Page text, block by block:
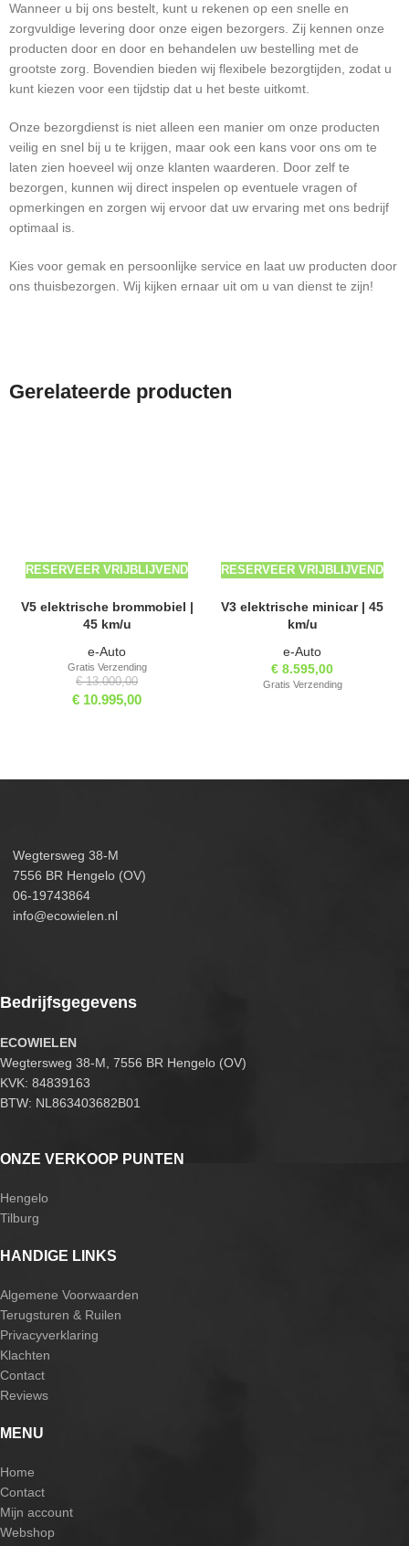
Wanneer u bij ons bestelt, kunt u rekenen op een snelle en
zorgvuldige levering door onze eigen bezorgers. Zij kennen onze
producten door en door en behandelen uw bestelling met de
grootste zorg. Bovendien bieden wij flexibele bezorgtijden, zodat u
kunt kiezen voor een tijdstip dat u het beste uitkomt.
Onze bezorgdienst is niet alleen een manier om onze producten
veilig en snel bij u te krijgen, maar ook een kans voor ons om te
laten zien hoeveel wij onze klanten waarderen. Door zelf te
bezorgen, kunnen wij direct inspelen op eventuele vragen of
opmerkingen en zorgen wij ervoor dat uw ervaring met ons bedrijf
optimaal is.
Kies voor gemak en persoonlijke service en laat uw producten door
ons thuisbezorgen. Wij kijken ernaar uit om u van dienst te zijn!
Gerelateerde producten
RESERVEER VRIJBLIJVEND
V5 elektrische brommobiel |
45 km/u
e-Auto
€13.000,00
€ 10.995,00
Gratis Verzending
RESERVEER VRIJBLIJVEND
V3 elektrische minicar | 45
km/u
e-Auto
€ 8.595,00
Gratis Verzending
Wegtersweg 38-M
7556 BR Hengelo (OV)
06-19743864
info@ecowielen.nl
Bedrijfsgegevens
ECOWIELEN
Wegtersweg 38-M, 7556 BR Hengelo (OV)
KVK: 84839163
BTW: NL863403682B01
ONZE VERKOOP PUNTEN
Hengelo
Tilburg
HANDIGE LINKS
Algemene Voorwaarden
Terugsturen & Ruilen
Privacyverklaring
Klachten
Contact
Reviews
MENU
Home
Contact
Mijn account
Webshop